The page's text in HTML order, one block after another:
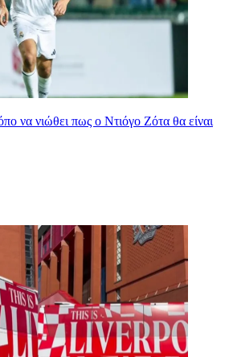
να νιώθει πως ο Ντιόγο Ζότα θα είναι